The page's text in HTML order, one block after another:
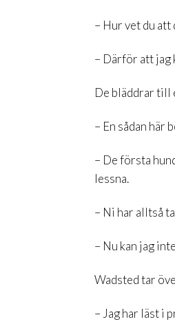
– Hur vet du att
– Därför att jag
De bläddrar till
– En sådan här
– De första
lessna.
– Ni har alltså
– Nu kan jag
Wadsted tar
– Jag har läst i